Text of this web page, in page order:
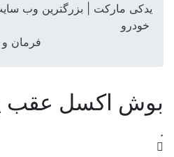
یدکی مارکت | بزرگترین وب
خودرو
فرمان و
بوش اکسل عقب پژو